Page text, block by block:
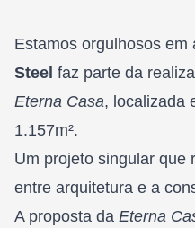
Estamos orgulhosos em
Steel faz parte da
Eterna Casa, localizada
1.157m².
Um projeto singular que
entre arquitetura e a
A proposta da Eterna